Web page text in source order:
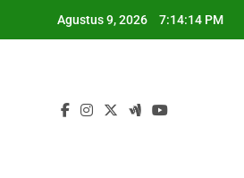
Agustus 9, 2026 7:14:15 PM